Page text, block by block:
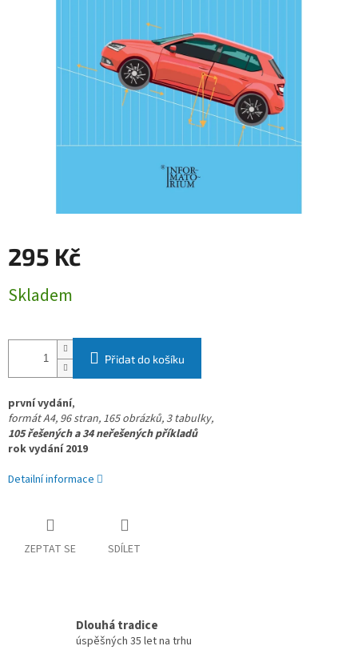
295 Kč
cena:
Skladem
Přidat do košíku
první vydání,
formát A4, 96 stran, 165 obrázků, 3 tabulky,
105 řešených a 34 neřešených příkladů
rok vydání 2019
Detailní informace
ZEPTAT SE SDÍLET
Dlouhá tradice
úspěšných 35 let na trhu